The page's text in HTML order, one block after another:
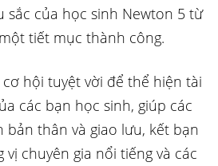
sắc của học sinh Newton 5 từ
tiết mục thành công.
hội tuyệt vời để thể hiện tài
các bạn học sinh, giúp các
thân và giao lưu, kết bạn
chuyên gia nổi tiếng và các